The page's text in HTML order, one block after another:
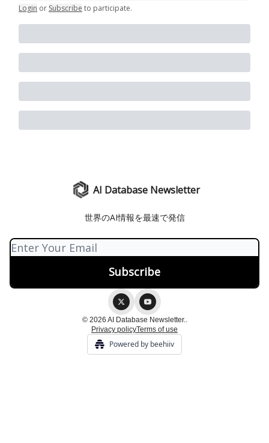
Login or Subscribe to participate.
AI Database Newsletter
世界のAI情報を最速で発信
© 2026 AI Database Newsletter..
Privacy policyTerms of use
Powered by beehiiv